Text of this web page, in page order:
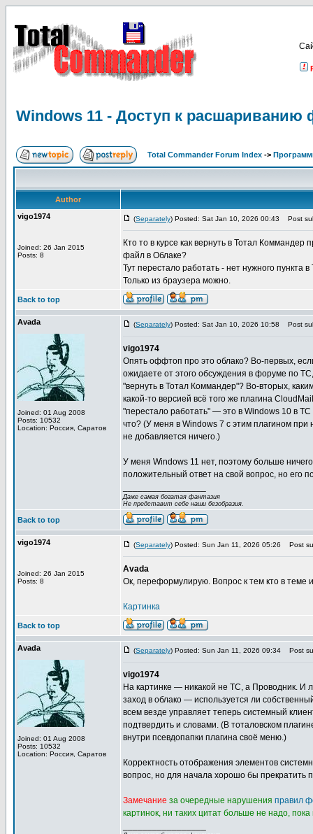
Windows 11 - Доступ к расшариванию
Total Commander Forum Index ->
Author
vigo1974
Joined: 26 Jan 2015
Posts: 8
(Separately) Posted: Sat Jan 10, 2026 00:43 Post
Кто то в курсе как вернуть в Тотал
файл в Облаке?
Тут перестало работать - нет нужного
Только из браузера можно.
Back to top
Avada
Joined: 01 Aug 2008
Posts: 10532
Location: Россия, Саратов
(Separately) Posted: Sat Jan 10, 2026 10:58 Post
vigo1974
Опять оффтоп про это облако? Во-первых,
ожидаете от этого обсуждения в форуме по
"вернуть в Тотал Коммандер"? Во-вторых,
какой-то версией всё того же плагина
"перестало работать" — это в Windows 10 в
что? (У меня в Windows 7 с этим плагином
не добавляется ничего.)
У меня Windows 11 нет, поэтому больше
положительный ответ на свой вопрос, но его
Даже самая богатая фантазия
Не представит себе наши безобразия.
Back to top
vigo1974
Joined: 26 Jan 2015
Posts: 8
(Separately) Posted: Sun Jan 11, 2026 05:26 Post
Avada
Ок, переформулирую. Вопрос к тем кто в теме
Картинка
Back to top
Avada
Joined: 01 Aug 2008
Posts: 10532
Location: Россия, Саратов
(Separately) Posted: Sun Jan 11, 2026 09:34 Post
vigo1974
На картинке — никакой не TC, а Проводник. И
заход в облако — используется ли
всем везде управляет теперь системный
подтвердить и словами. (В тоталовском
внутри псевдопапки плагина своё меню.)
Корректность отображения элементов
вопрос, но для начала хорошо бы прекратить
Замечание за очередные нарушения правил
картинок, ни таких цитат больше не надо,